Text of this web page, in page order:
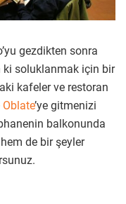
gezdikten sonra
ki soluklanmak için bir
kafeler ve restoran
’ye gitmenizi
balkonunda
de bir şeyler